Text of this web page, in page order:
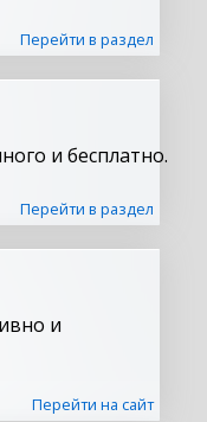
Перейти в раздел
и бесплатно.
Перейти в раздел
и
Перейти на сайт